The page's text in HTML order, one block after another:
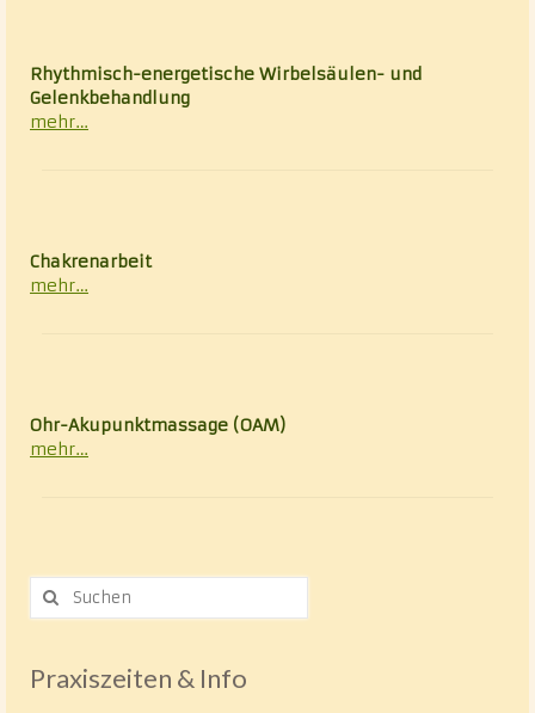
Rhythmisch-energetische Wirbelsäulen- und
Gelenkbehandlung
mehr…
Chakrenarbeit
mehr…
Ohr-Akupunktmassage (OAM)
mehr…
Suche
nach:
Praxiszeiten & Info